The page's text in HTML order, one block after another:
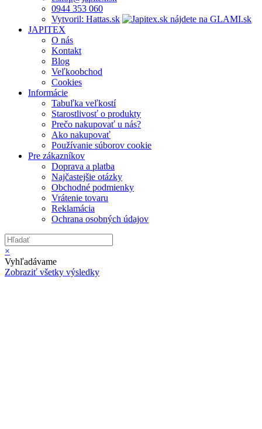
0944 353 060
Vytvoril: Hattas.sk
JAPITEX
O nás
Kontakt
Blog
Veľkoobchod
Cookies
Informácie
Tabuľka veľkostí
Starostlivosť o produkty
Prečo nakupovať u nás?
Ako nakupovať
Používanie súborov cookie
Pre zákazníkov
Doprava a platba
Najčastejšie otázky
Obchodné podmienky
Vrátenie tovaru
Reklamácia
Ochrana osobných údajov
×
Vyhľadávame
Zobraziť všetky výsledky